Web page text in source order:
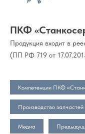
ПКФ
Продукция входит в
(ПП РФ 719 от
Компетенции ПКФ
Производство
Медиа